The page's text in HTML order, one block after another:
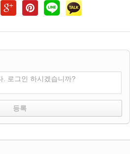
. 로그인 하시겠습니까?